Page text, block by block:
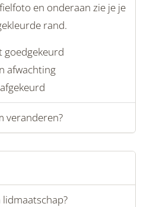
en onderaan zie je je
rand.
goedgekeurd
afwachting
veranderen?